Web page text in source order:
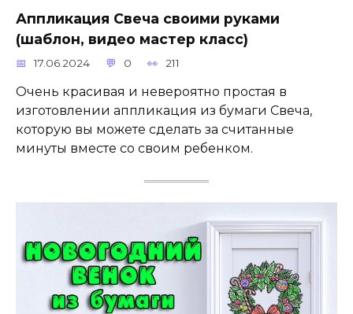
Аппликация Свеча своими руками
(шаблон, видео мастер класс)
17.06.2024 0 211
Очень красивая и невероятно простая в
изготовлении аппликация из бумаги Свеча,
которую вы можете сделать за считанные
минуты вместе со своим ребенком.